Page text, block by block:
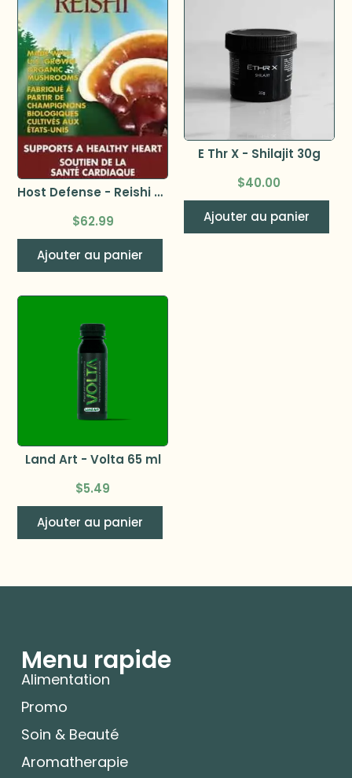
Host Defense - Reishi 60 capsules
$62.99
Ajouter au panier
E Thr X - Shilajit 30g
$40.00
Ajouter au panier
Land Art - Volta 65 ml
$5.49
Ajouter au panier
Menu rapide
Alimentation
Promo
Soin & Beauté
Aromatherapie